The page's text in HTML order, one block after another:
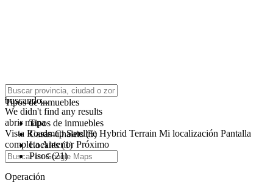
click to enable zoom
buscando...
We didn't find any results
abrir mapa
Vista Roadmap Satellite Hybrid Terrain Mi localización Pantalla
completaAnterior Próximo
Tipos de inmuebles
Tipos de inmuebles
Casas-Chalets (5)
Locales (1)
Pisos (21)
Operación